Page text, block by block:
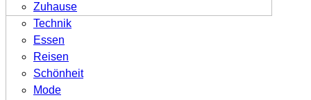
Zuhause
Technik
Essen
Reisen
Schönheit
Mode